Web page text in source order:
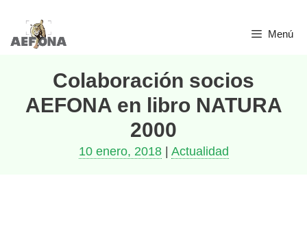
Saltar
Menú
Colaboración socios
AEFONA en libro NATURA
2000
10 enero, 2018| Actualidad